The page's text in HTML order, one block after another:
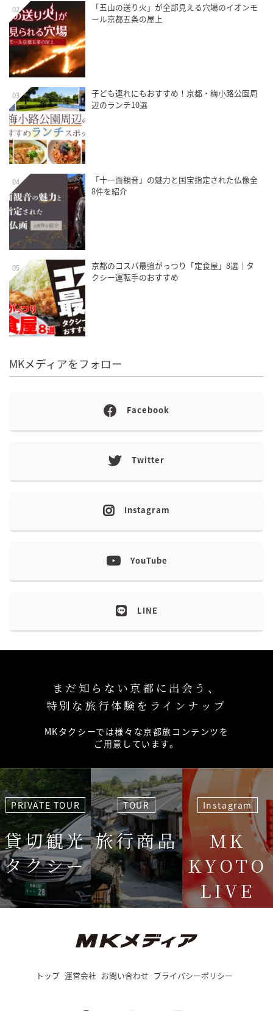
02
「五山の送り火」が全部見える穴場のイオンモ
ール京都五条の屋上
03
子ども連れにもおすすめ！京都・梅小路公園周
辺のランチ10選
04
「十一面観音」の魅力と国宝指定された仏像全
8件を紹介
05
京都のコスパ最強がっつり「定食屋」8選｜タ
クシー運転手のおすすめ
MKメディアをフォロー
Facebook
Twitter
Instagram
YouTube
LINE
まだ知らない京都に出会う、
特別な旅行体験をラインナップ
MKタクシーでは様々な京都旅コンテンツを
ご用意しています。
PRIVATE TOUR
貸切観光
タクシー
TOUR
旅行商品
Instagram
MK
KYOTO
LIVE
トップ 運営会社 お問い合わせ プライバシーポリシー